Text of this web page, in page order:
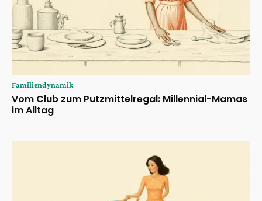
Familiendynamik
Vom Club zum Putzmittelregal: Millennial-Mamas
im Alltag